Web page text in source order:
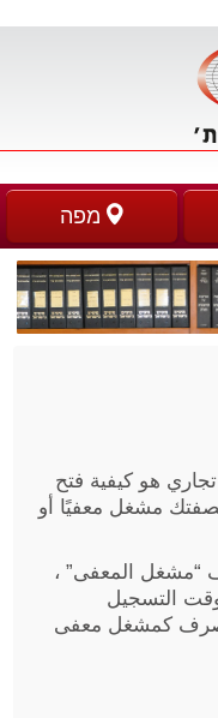
מפה
هو كيفية فتح
مشغل معفيًا أو
“مشغل المعفى” ،
التسجيل
كمشغل معفى